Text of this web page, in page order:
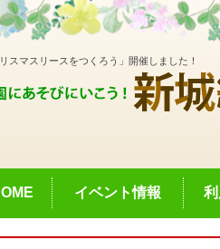
リスマスリースをつくろう」開催しました！
イベント情報